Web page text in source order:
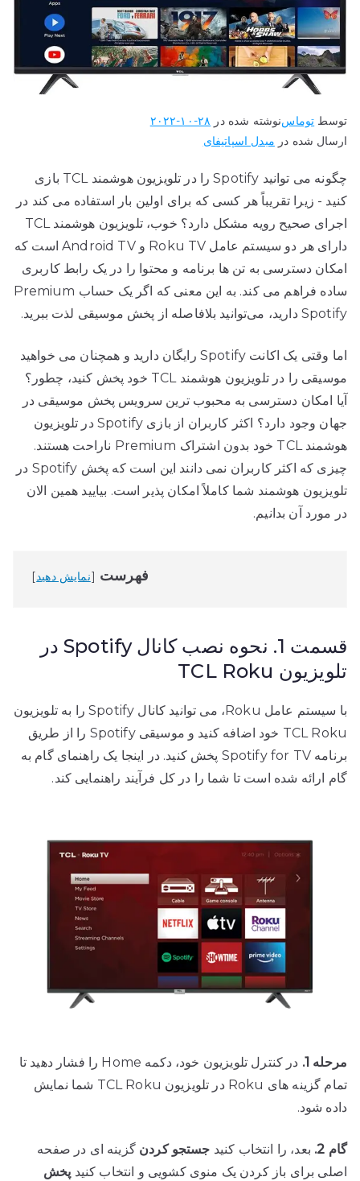
توسط توماسنوشته شده در ۲۰۲۲-۱۰-۲۸
ارسال شده در مبدل اسپاتیفای
چگونه می توانید Spotify را در تلویزیون هوشمند TCL بازی
کنید - زیرا تقریباً هر کسی که برای اولین بار استفاده می کند در
اجرای صحیح رویه مشکل دارد؟ خوب، تلویزیون هوشمند TCL
دارای هر دو سیستم عامل Roku TV و Android TV است که
امکان دسترسی به تن ها برنامه و محتوا را در یک رابط کاربری
ساده فراهم می کند. به این معنی که اگر یک حساب Premium
Spotify دارید، می‌توانید بلافاصله از پخش موسیقی لذت ببرید.
اما وقتی یک اکانت Spotify رایگان دارید و همچنان می خواهید
موسیقی را در تلویزیون هوشمند TCL خود پخش کنید، چطور؟
آیا امکان دسترسی به محبوب ترین سرویس پخش موسیقی در
جهان وجود دارد؟ اکثر کاربران از بازی Spotify در تلویزیون
هوشمند TCL خود بدون اشتراک Premium ناراحت هستند.
چیزی که اکثر کاربران نمی دانند این است که پخش Spotify در
تلویزیون هوشمند شما کاملاً امکان پذیر است. بیایید همین الان
در مورد آن بدانیم.
فهرست نمایش دهید
قسمت 1. نحوه نصب کانال Spotify در
تلویزیون TCL Roku
با سیستم عامل Roku، می توانید کانال Spotify را به تلویزیون
TCL Roku خود اضافه کنید و موسیقی Spotify را از طریق
برنامه Spotify for TV پخش کنید. در اینجا یک راهنمای گام به
گام ارائه شده است تا شما را در کل فرآیند راهنمایی کند.
مرحله 1.
در کنترل تلویزیون خود، دکمه Home را فشار دهید تا
تمام گزینه های Roku در تلویزیون TCL Roku شما نمایش
داده شود.
گام 2. بعد، را انتخاب کنید جستجو کردن گزینه ای در صفحه
اصلی برای باز کردن یک منوی کشویی و انتخاب کنید پخش